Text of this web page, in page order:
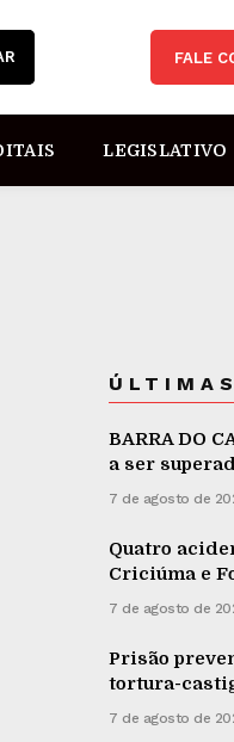
FALE
LEGISLATIVO
BARRA DO
a ser
7 de agosto de
Quatro
Criciúma e
7 de agosto de
Prisão
tortura-
7 de agosto de